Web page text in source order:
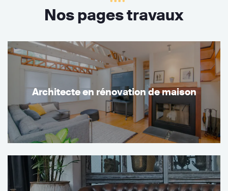
Nos pages travaux
Architecte en rénovation de maison